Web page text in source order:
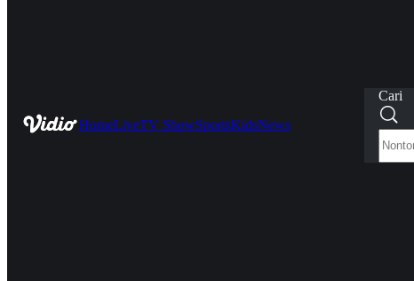
HomeLiveTV ShowSportsKidsNews
Cari